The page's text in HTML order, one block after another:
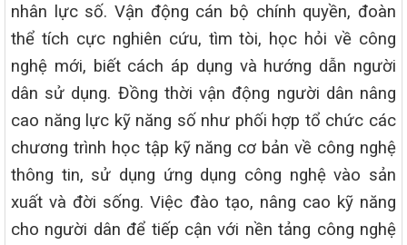
nhân lực số. Vận động cán bộ chính quyền, đoàn
thể tích cực nghiên cứu, tìm tòi, học hỏi về công
nghệ mới, biết cách áp dụng và hướng dẫn người
dân sử dụng. Đồng thời vận động người dân nâng
cao năng lực kỹ năng số như phối hợp tổ chức các
chương trình học tập kỹ năng cơ bản về công nghệ
thông tin, sử dụng ứng dụng công nghệ vào sản
xuất và đời sống. Việc đào tạo, nâng cao kỹ năng
cho người dân để tiếp cận với nền tảng công nghệ